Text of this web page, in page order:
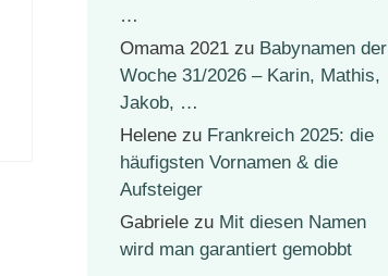
…
Omama 2021 zu Babynamen der
Woche 31/2026 – Karin, Mathis,
Jakob, …
Helene zu Frankreich 2025: die
häufigsten Vornamen & die
Aufsteiger
Gabriele zu Mit diesen Namen
wird man garantiert gemobbt